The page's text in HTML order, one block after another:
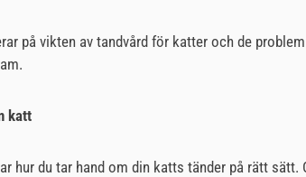
på vikten av tandvård för katter och de
katt
hur du tar hand om din katts tänder på rätt